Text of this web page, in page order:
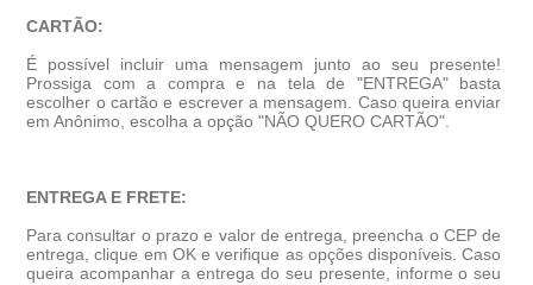
CARTÃO:
É possível incluir uma mensagem junto ao seu presente!
Prossiga com a compra e na tela de "ENTREGA" basta
escolher o cartão e escrever a mensagem. Caso queira enviar
em Anônimo, escolha a opção "NÃO QUERO CARTÃO".
ENTREGA E FRETE:
Para consultar o prazo e valor de entrega, preencha o CEP de
entrega, clique em OK e verifique as opções disponíveis. Caso
queira acompanhar a entrega do seu presente, informe o seu